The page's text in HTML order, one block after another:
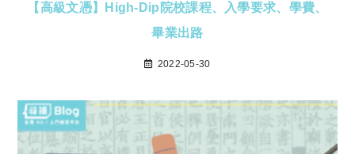
【高級文憑】High-Dip院校課程、入學要求、學費、
畢業出路
2022-05-30